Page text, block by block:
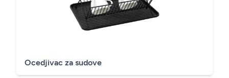
Ocedjivac za sudove